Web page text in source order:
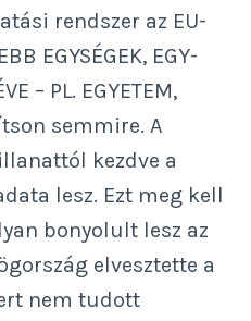
rendszer az EU-
EGYSÉGEK, EGY-
– PL. EGYETEM,
semmire. A
kezdve a
lesz. Ezt meg kell
bonyolult lesz az
elvesztette a
nem tudott